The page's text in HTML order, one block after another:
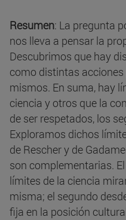
Resumen: La pregunta
nos lleva a pensar la
Descubrimos que hay
como distintas
mismos. En suma, hay
ciencia y otros que la
de ser respetados, los
Exploramos dichos
de Rescher y de
son complementarias.
límites de la ciencia
misma; el segundo
fija en la posición